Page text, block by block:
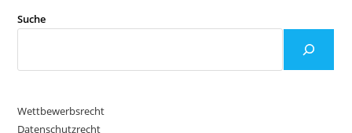
Suche
Wettbewerbsrecht
Datenschutzrecht